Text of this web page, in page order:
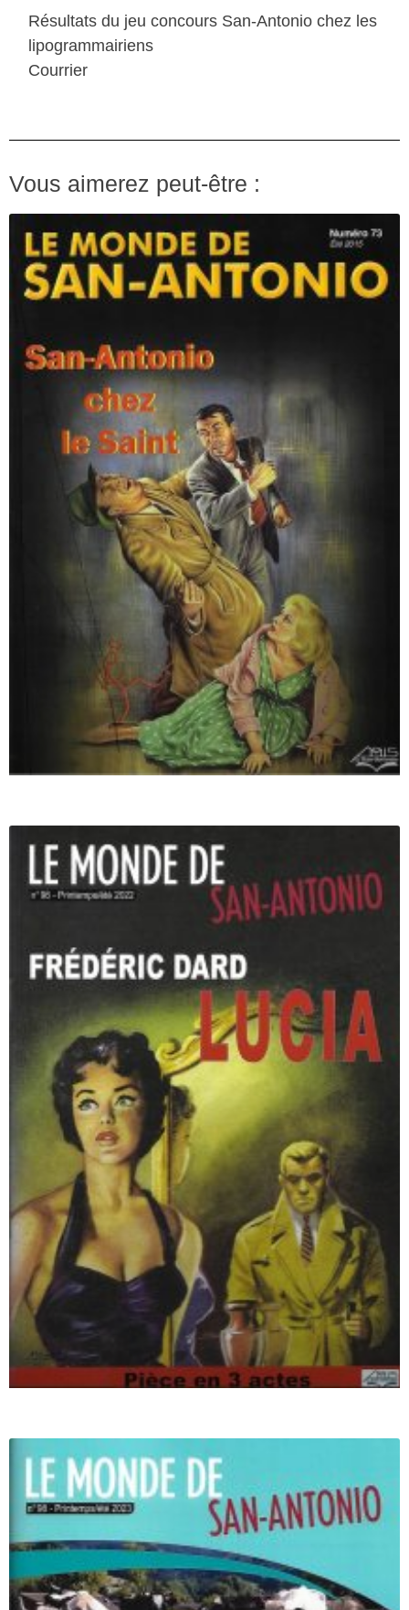
Résultats du jeu concours San-Antonio chez les
lipogrammairiens
Courrier
Vous aimerez peut-être :